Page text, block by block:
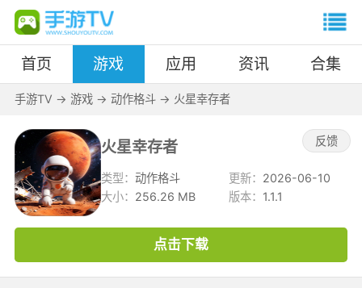
首页 游戏 应用 资讯 合集
手游TV -> 游戏-> 动作格斗-> 火星幸存者
火星幸存者 反馈
类型：动作格斗 更新： 2026-06-10
大小： 256.26 MB 版本： 1.1.1
点击下载